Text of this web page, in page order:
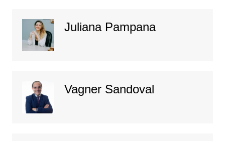
Juliana Pampana
Vagner Sandoval